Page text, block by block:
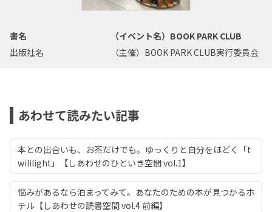
書名
（イベント名）BOOK PARK CLUB
出版社名
（主催）BOOK PARK CLUB実行委員会
あわせて読みたい記事
本との出合いも、お茶だけでも。ゆっくりと自分をほどく「t
wililight」【しあわせのひといき空間 vol.1】
悩みがあるなら泊まってみて。あなたのための本が見つかるホ
テル【しあわせの読書空間 vol.4 前編】